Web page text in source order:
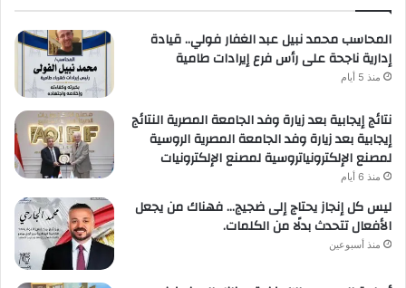
المحاسب محمد نبيل عبد الغفار فولي.. قيادة
إدارية ناجحة على رأس فرع إيرادات طامية
منذ 5 أيام
نتائج إيجابية بعد زيارة وفد الجامعة المصرية النتائج
إيجابية بعد زيارة وفد الجامعة المصرية الروسية
لمصنع الإلكترونياتروسية لمصنع الإلكترونيات
منذ 6 أيام
ليس كل إنجاز يحتاج إلى ضجيج… فهناك من يجعل
الأفعال تتحدث بدلًا من الكلمات.
منذ أسبوعين